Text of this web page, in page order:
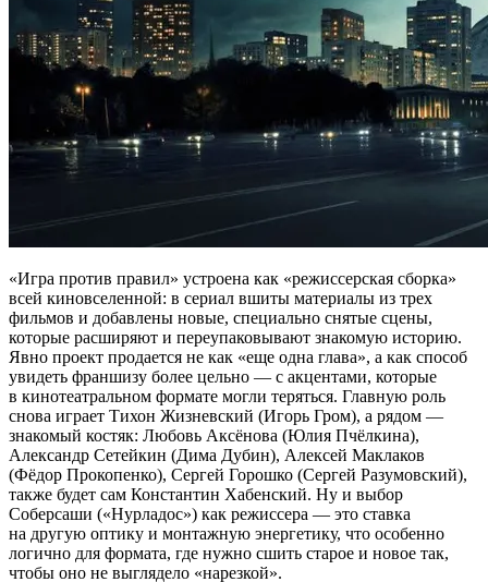
«Игра против правил» устроена как «режиссерская сборка»
всей киновселенной: в сериал вшиты материалы из трех
фильмов и добавлены новые, специально снятые сцены,
которые расширяют и переупаковывают знакомую историю.
Явно проект продается не как «еще одна глава», а как способ
увидеть франшизу более цельно — с акцентами, которые
в кинотеатральном формате могли теряться. Главную роль
снова играет Тихон Жизневский (Игорь Гром), а рядом —
знакомый костяк: Любовь Аксёнова (Юлия Пчёлкина),
Александр Сетейкин (Дима Дубин), Алексей Маклаков
(Фёдор Прокопенко), Сергей Горошко (Сергей Разумовский),
также будет сам Константин Хабенский. Ну и выбор
Соберсаши («Нурладос») как режиссера — это ставка
на другую оптику и монтажную энергетику, что особенно
логично для формата, где нужно сшить старое и новое так,
чтобы оно не выглядело «нарезкой».